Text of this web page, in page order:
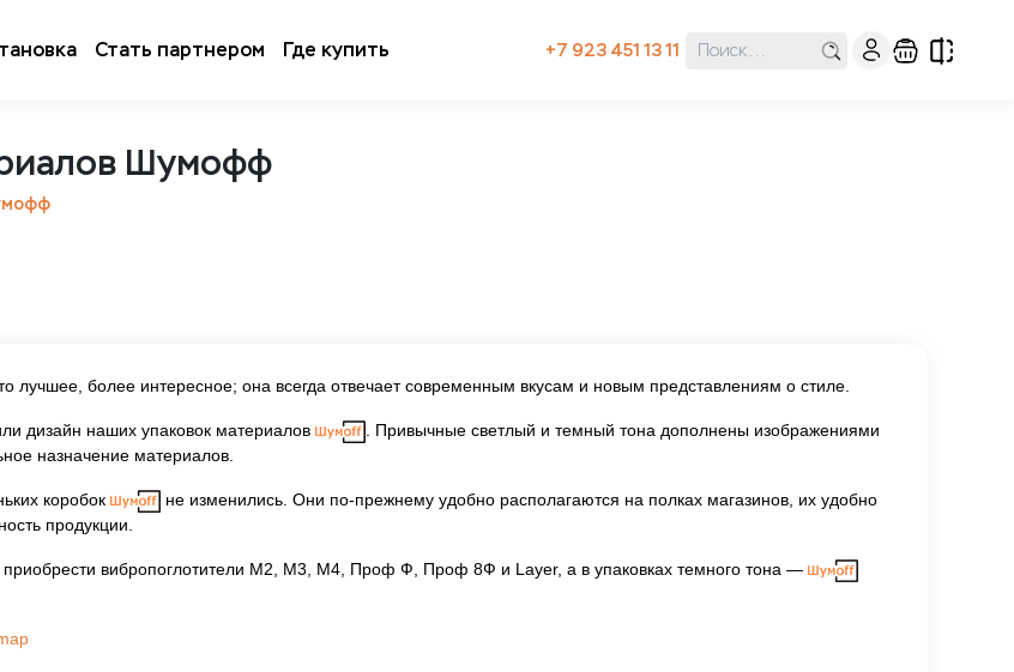
Стать партнером Где купить +7 923 451 13 11
Шумофф
более интересное; она всегда отвечает современным вкусам и новым представлениям о стиле.
дизайн наших упаковок материалов
. Привычные светлый и темный тона дополнены изображениями
назначение материалов.
коробок
не изменились. Они по-прежнему удобно располагаются на полках магазинов, их удобно
продукции.
приобрести вибропоглотители М2, М3, М4, Проф Ф, Проф 8Ф и Layer, а в упаковках темного тона —